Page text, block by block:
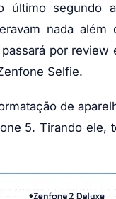
segundo
nada
por
Selfie.
de
5. Tirando ele,